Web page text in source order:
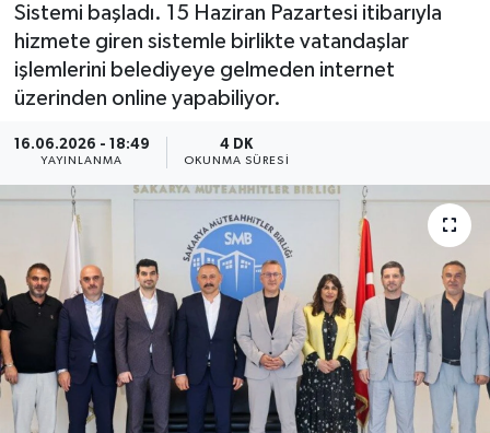
Sistemi başladı. 15 Haziran Pazartesi itibarıyla
hizmete giren sistemle birlikte vatandaşlar
işlemlerini belediyeye gelmeden internet
üzerinden online yapabiliyor.
16.06.2026 - 18:49
YAYINLANMA
4 DK
OKUNMA SÜRESI